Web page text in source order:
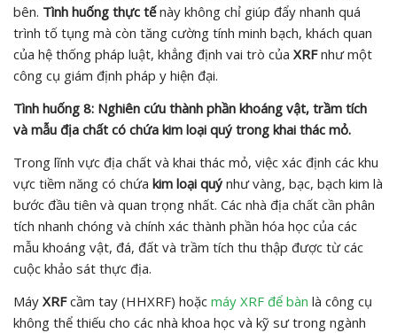
bên. Tình huống thực tếnày không chỉ giúp đẩy nhanh quá
trình tố tụng mà còn tăng cường tính minh bạch, khách quan
của hệ thống pháp luật, khẳng định vai trò của XRFnhư một
công cụ giám định pháp y hiện đại.
Tình huống 8: Nghiên cứu thành phần khoáng vật, trầm tích
và mẫu địa chất có chứa kim loại quý trong khai thác mỏ.
Trong lĩnh vực địa chất và khai thác mỏ, việc xác định các khu
vực tiềm năng có chứa kim loại quý như vàng, bạc, bạch kim là
bước đầu tiên và quan trọng nhất. Các nhà địa chất cần phân
tích nhanh chóng và chính xác thành phần hóa học của các
mẫu khoáng vật, đá, đất và trầm tích thu thập được từ các
cuộc khảo sát thực địa.
Máy XRFcầm tay (HHXRF) hoặc máy XRF để bàn là công cụ
không thể thiếu cho các nhà khoa học và kỹ sư trong ngành